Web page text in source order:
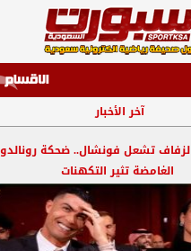
آخر الأخبار
تشعل فونشال.. ضحكة رونالدو
الغامضة تثير التكهنات